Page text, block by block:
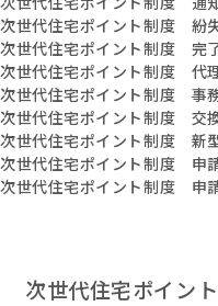
次世代住宅ポイント制度 紛
次世代住宅ポイント制度 完了
次世代住宅ポイント制度 代理
次世代住宅ポイント制度 事
次世代住宅ポイント制度 交
次世代住宅ポイント制度 新
次世代住宅ポイント制度 申
次世代住宅ポイント制度 申請
次世代住宅ポイン